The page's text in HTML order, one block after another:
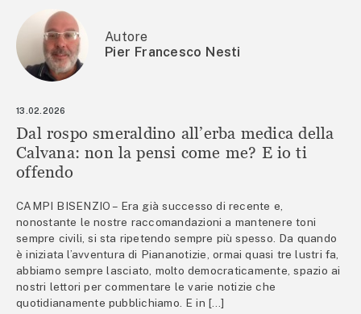
Autore
Pier Francesco Nesti
13.02.2026
Dal rospo smeraldino all’erba medica della
Calvana: non la pensi come me? E io ti
offendo
CAMPI BISENZIO – Era già successo di recente e,
nonostante le nostre raccomandazioni a mantenere toni
sempre civili, si sta ripetendo sempre più spesso. Da quando
è iniziata l’avventura di Piananotizie, ormai quasi tre lustri fa,
abbiamo sempre lasciato, molto democraticamente, spazio ai
nostri lettori per commentare le varie notizie che
quotidianamente pubblichiamo. E in […]